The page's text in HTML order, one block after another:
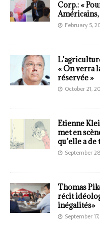
Corp.: «
February 5,
« On verra
réservée »
October 21,
Etienne
met en
qu’elle a
September
Thomas
récit
inégalités»
September